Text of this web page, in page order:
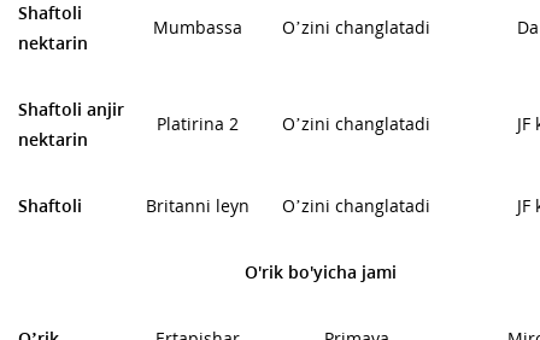
Shaftoli
nektarin
Mumbassa O’zini changlatadi
Shaftoli anjir
nektarin
Platirina 2 O’zini changlatadi JF
Shaftoli Britanni leyn O’zini changlatadi JF
O'rik bo'yicha jami